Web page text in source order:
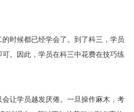
时候都已经学会了。到了科三，学员
。因此，学员在科三中花费在技巧练
让学员越发厌倦。一旦操作麻木，考